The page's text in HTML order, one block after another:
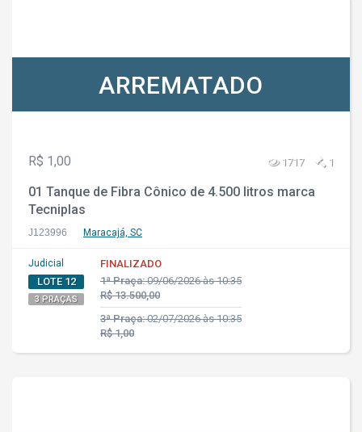
ARREMATADO
R$ 1,00 1717 1
01 Tanque de Fibra Cônico de 4.500 litros marca
Tecniplas
J123996 Maracajá, SC
Judicial
LOTE 12
3 PRAÇAS
FINALIZADO
1ª Praça:09/06/2026 às 10:35
R$ 13.500,00
3ª Praça:02/07/2026 às 10:35
R$ 1,00